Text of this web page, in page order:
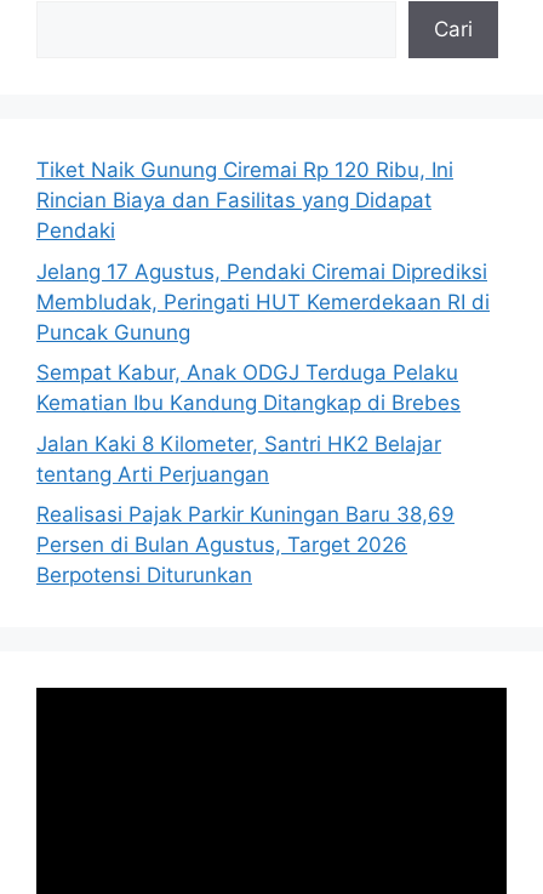
Cari
Tiket Naik Gunung Ciremai Rp 120 Ribu, Ini
Rincian Biaya dan Fasilitas yang Didapat
Pendaki
Jelang 17 Agustus, Pendaki Ciremai Diprediksi
Membludak, Peringati HUT Kemerdekaan RI di
Puncak Gunung
Sempat Kabur, Anak ODGJ Terduga Pelaku
Kematian Ibu Kandung Ditangkap di Brebes
Jalan Kaki 8 Kilometer, Santri HK2 Belajar
tentang Arti Perjuangan
Realisasi Pajak Parkir Kuningan Baru 38,69
Persen di Bulan Agustus, Target 2026
Berpotensi Diturunkan